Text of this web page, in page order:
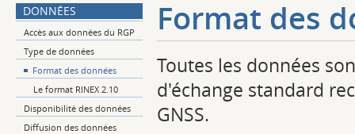
DONNÉES
Accès aux données du RGP
Type de données
Format des données
Le format RINEX 2.10
Disponibilité des données
Diffusion des données
Format des
Toutes les données
d'échange standard
GNSS.